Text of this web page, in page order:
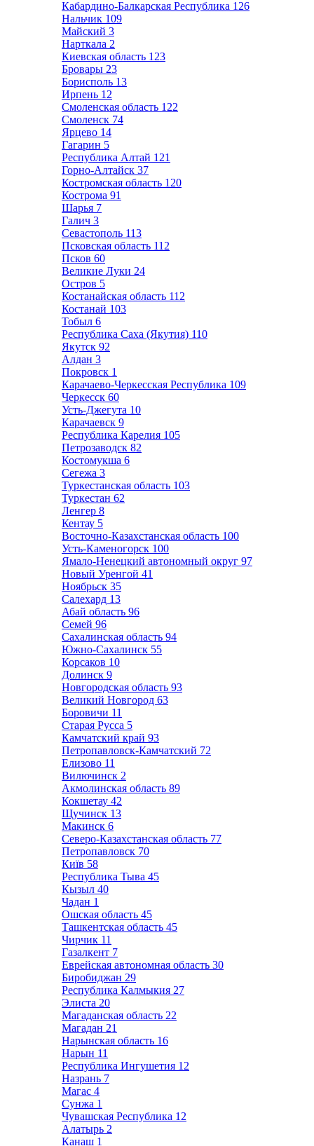
Кабардино-Балкарская Республика 126
Нальчик 109
Майский 3
Нарткала 2
Киевская область 123
Бровары 23
Борисполь 13
Ирпень 12
Смоленская область 122
Смоленск 74
Ярцево 14
Гагарин 5
Республика Алтай 121
Горно-Алтайск 37
Костромская область 120
Кострома 91
Шарья 7
Галич 3
Севастополь 113
Псковская область 112
Псков 60
Великие Луки 24
Остров 5
Костанайская область 112
Костанай 103
Тобыл 6
Республика Саха (Якутия) 110
Якутск 92
Алдан 3
Покровск 1
Карачаево-Черкесская Республика 109
Черкесск 60
Усть-Джегута 10
Карачаевск 9
Республика Карелия 105
Петрозаводск 82
Костомукша 6
Сегежа 3
Туркестанская область 103
Туркестан 62
Ленгер 8
Кентау 5
Восточно-Казахстанская область 100
Усть-Каменогорск 100
Ямало-Ненецкий автономный округ 97
Новый Уренгой 41
Ноябрьск 35
Салехард 13
Абай область 96
Семей 96
Сахалинская область 94
Южно-Сахалинск 55
Корсаков 10
Долинск 9
Новгородская область 93
Великий Новгород 63
Боровичи 11
Старая Русса 5
Камчатский край 93
Петропавловск-Камчатский 72
Елизово 11
Вилючинск 2
Акмолинская область 89
Кокшетау 42
Щучинск 13
Макинск 6
Северо-Казахстанская область 77
Петропавловск 70
Київ 58
Республика Тыва 45
Кызыл 40
Чадан 1
Ошская область 45
Ташкентская область 45
Чирчик 11
Газалкент 7
Еврейская автономная область 30
Биробиджан 29
Республика Калмыкия 27
Элиста 20
Магаданская область 22
Магадан 21
Нарынская область 16
Нарын 11
Республика Ингушетия 12
Назрань 7
Магас 4
Сунжа 1
Чувашская Республика 12
Алатырь 2
Канаш 1